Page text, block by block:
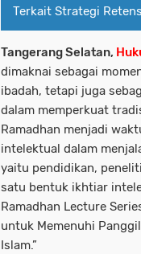
Terkait Strategi
Tangerang Selatan,
dimaknai sebagai
ibadah, tetapi juga
dalam memperkuat
Ramadhan menjadi
intelektual dalam
yaitu pendidikan,
satu bentuk ikhtiar
Ramadhan Lecture
untuk Memenuhi
Islam.”